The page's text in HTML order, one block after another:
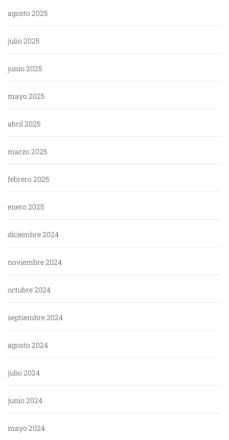
agosto 2025
julio 2025
junio 2025
mayo 2025
abril 2025
marzo 2025
febrero 2025
enero 2025
diciembre 2024
noviembre 2024
octubre 2024
septiembre 2024
agosto 2024
julio 2024
junio 2024
mayo 2024